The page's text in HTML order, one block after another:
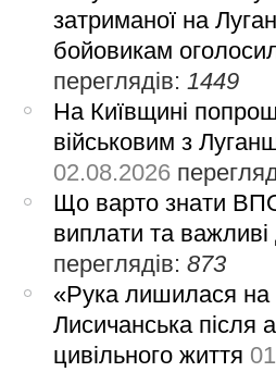
затриманої на
бойовикам
переглядів: 1449
На Київщині
військовим з
02.08.2026
Що варто знати
виплати та важливі
переглядів:873
«Рука лишилася на
Лисичанська після
цивільного життя